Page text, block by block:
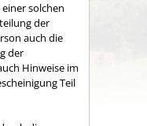
solchen
der
auch die
der
Hinweise im
Teil